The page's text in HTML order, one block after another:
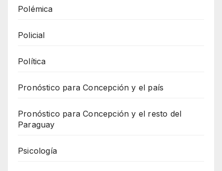
Polémica
Policial
Política
Pronóstico para Concepción y el país
Pronóstico para Concepción y el resto del
Paraguay
Psicología